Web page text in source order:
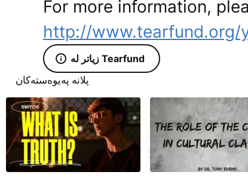
For more information,
http://www.tearfund.org/
زیاتر لە Tearfund
پلانە پەیوەستەکان